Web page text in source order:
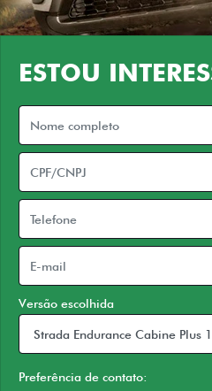
ESTOU
Versão escolhida
Preferência de contato: